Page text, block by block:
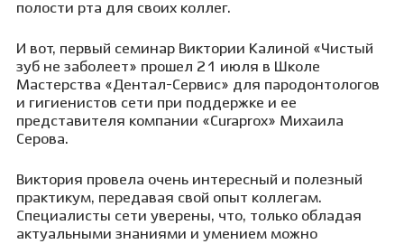
полости рта для своих коллег.
И вот, первый семинар Виктории Калиной «Чистый
зуб не заболеет» прошел 21 июля в Школе
Мастерства «Дентал-Сервис» для пародонтологов
и гигиенистов сети при поддержке и ее
представителя компании «Сuraprox» Михаила
Серова.
Виктория провела очень интересный и полезный
практикум, передавая свой опыт коллегам.
Специалисты сети уверены, что, только обладая
актуальными знаниями и умением можно